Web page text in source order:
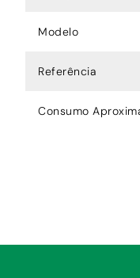
Modelo
Referência
Consumo